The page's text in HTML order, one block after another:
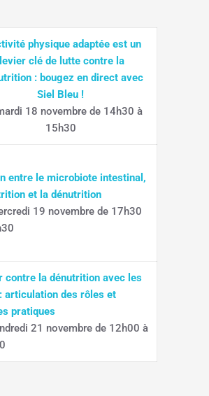
physique adaptée est un
levier clé de lutte contre la
: bougez en direct avec
Siel Bleu !
18 novembre de 14h30 à
15h30
entre le microbiote intestinal,
et la dénutrition
19 novembre de 17h30
contre la dénutrition avec les
articulation des rôles et
pratiques
21 novembre de 12h00 à